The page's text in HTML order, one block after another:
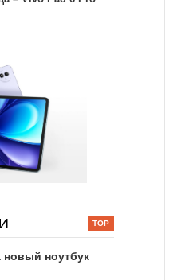
новый ноутбук